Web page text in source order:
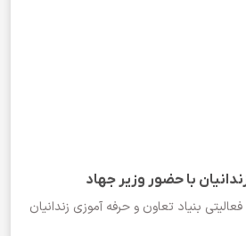
با حضور وزیر جهاد
بنیاد تعاون و حرفه آموزی زندانیان